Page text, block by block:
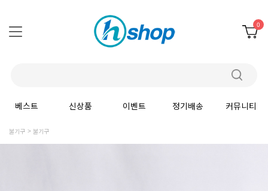
0
베스트 신상품 이벤트 정기배송 커뮤니티
불기구 불기구